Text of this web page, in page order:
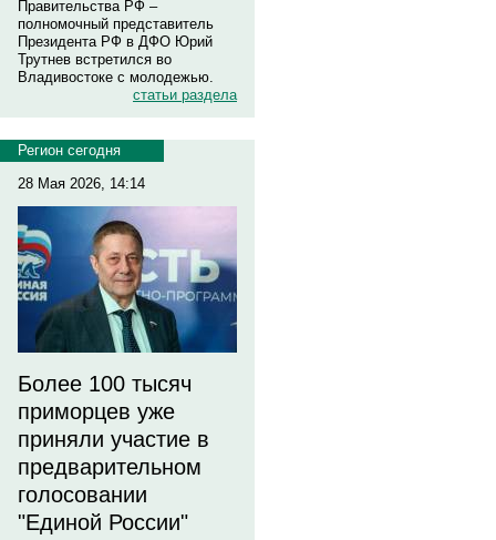
Правительства РФ –
полномочный представитель
Президента РФ в ДФО Юрий
Трутнев встретился во
Владивостоке с молодежью.
статьи раздела
Регион сегодня
28 Мая 2026, 14:14
Более 100 тысяч
приморцев уже
приняли участие в
предварительном
голосовании
"Единой России"